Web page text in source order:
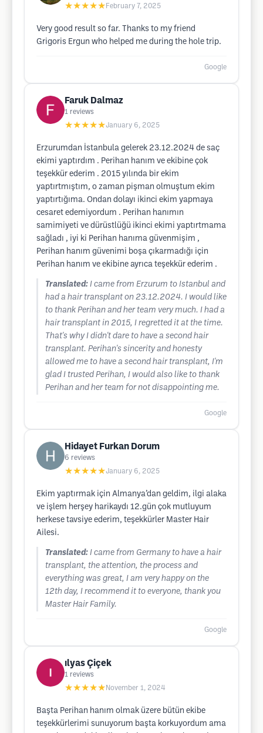
★★★★★ February 7, 2025
Very good result so far. Thanks to my friend
Grigoris Ergun who helped me during the hole trip.
Google
Faruk Dalmaz
1 reviews
★★★★★January 6, 2025
Erzurumdan İstanbula gelerek 23.12.2024 de saç
ekimi yaptırdım . Perihan hanım ve ekibine çok
teşekkür ederim . 2015 yılında bir ekim
yaptırtmıştım, o zaman pişman olmuştum ekim
yaptırtığıma. Ondan dolayı ikinci ekim yapmaya
cesaret edemiyordum . Perihan hanımın
samimiyeti ve dürüstlüğü ikinci ekimi yaptırtmama
sağladı , iyi ki Perihan hanıma güvenmişim ,
Perihan hanım güvenimi boşa çıkarmadığı için
Perihan hanım ve ekibine ayrıca teşekkür ederim .
Translated: I came from Erzurum to Istanbul and
had a hair transplant on 23.12.2024. I would like
to thank Perihan and her team very much. I had a
hair transplant in 2015, I regretted it at the time.
That's why I didn't dare to have a second hair
transplant. Perihan's sincerity and honesty
allowed me to have a second hair transplant, I'm
glad I trusted Perihan, I would also like to thank
Perihan and her team for not disappointing me.
Google
Hidayet Furkan Dorum
6 reviews
★★★★★January 6, 2025
Ekim yaptırmak için Almanya’dan geldim, ilgi alaka
ve işlem herşey harikaydı 12.gün çok mutluyum
herkese tavsiye ederim, teşekkürler Master Hair
Ailesi.
Translated: I came from Germany to have a hair
transplant, the attention, the process and
everything was great, I am very happy on the
12th day, I recommend it to everyone, thank you
Master Hair Family.
Google
ılyas Çiçek
1 reviews
★★★★★ November 1, 2024
Başta Perihan hanım olmak üzere bütün ekibe
teşekkürlerimi sunuyorum başta korkuyordum ama